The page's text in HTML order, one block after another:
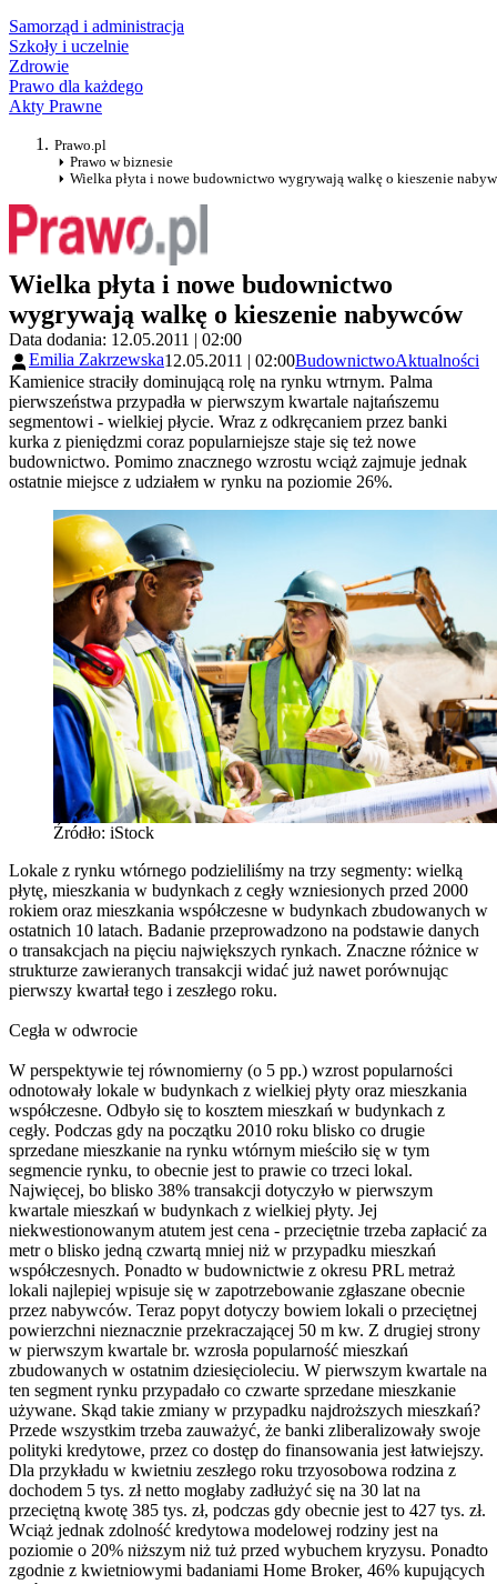
Samorząd i administracja
Szkoły i uczelnie
Zdrowie
Prawo dla każdego
Akty Prawne
Prawo.pl
Prawo w biznesie
Wielka płyta i nowe budownictwo wygrywają walkę o kieszenie
Wielka płyta i nowe budownictwo
wygrywają walkę o kieszenie nabywców
Data dodania: 12.05.2011 | 02:00
Emilia Zakrzewska12.05.2011 | 02:00BudownictwoAktualności
Kamienice straciły dominującą rolę na rynku wtrnym. Palma
pierwszeństwa przypadła w pierwszym kwartale najtańszemu
segmentowi - wielkiej płycie. Wraz z odkręcaniem przez banki
kurka z pieniędzmi coraz popularniejsze staje się też nowe
budownictwo. Pomimo znacznego wzrostu wciąż zajmuje jednak
ostatnie miejsce z udziałem w rynku na poziomie 26%.
Źródło: iStock
Lokale z rynku wtórnego podzieliliśmy na trzy segmenty: wielką
płytę, mieszkania w budynkach z cegły wzniesionych przed 2000
rokiem oraz mieszkania współczesne w budynkach zbudowanych w
ostatnich 10 latach. Badanie przeprowadzono na podstawie danych
o transakcjach na pięciu największych rynkach. Znaczne różnice w
strukturze zawieranych transakcji widać już nawet porównując
pierwszy kwartał tego i zeszłego roku.
Cegła w odwrocie
W perspektywie tej równomierny (o 5 pp.) wzrost popularności
odnotowały lokale w budynkach z wielkiej płyty oraz mieszkania
współczesne. Odbyło się to kosztem mieszkań w budynkach z
cegły. Podczas gdy na początku 2010 roku blisko co drugie
sprzedane mieszkanie na rynku wtórnym mieściło się w tym
segmencie rynku, to obecnie jest to prawie co trzeci lokal.
Najwięcej, bo blisko 38% transakcji dotyczyło w pierwszym
kwartale mieszkań w budynkach z wielkiej płyty. Jej
niekwestionowanym atutem jest cena - przeciętnie trzeba zapłacić za
metr o blisko jedną czwartą mniej niż w przypadku mieszkań
współczesnych. Ponadto w budownictwie z okresu PRL metraż
lokali najlepiej wpisuje się w zapotrzebowanie zgłaszane obecnie
przez nabywców. Teraz popyt dotyczy bowiem lokali o przeciętnej
powierzchni nieznacznie przekraczającej 50 m kw. Z drugiej strony
w pierwszym kwartale br. wzrosła popularność mieszkań
zbudowanych w ostatnim dziesięcioleciu. W pierwszym kwartale na
ten segment rynku przypadało co czwarte sprzedane mieszkanie
używane. Skąd takie zmiany w przypadku najdroższych mieszkań?
Przede wszystkim trzeba zauważyć, że banki zliberalizowały swoje
polityki kredytowe, przez co dostęp do finansowania jest łatwiejszy.
Dla przykładu w kwietniu zeszłego roku trzyosobowa rodzina z
dochodem 5 tys. zł netto mogłaby zadłużyć się na 30 lat na
przeciętną kwotę 385 tys. zł, podczas gdy obecnie jest to 427 tys. zł.
Wciąż jednak zdolność kredytowa modelowej rodziny jest na
poziomie o 20% niższym niż tuż przed wybuchem kryzysu. Ponadto
zgodnie z kwietniowymi badaniami Home Broker, 46% kupujących